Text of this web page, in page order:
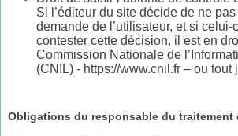
Si l’éditeur du site décide de ne
demande de l’utilisateur, et si celui-
contester cette décision, il est en
Commission Nationale de
(CNIL) - https://www.cnil.fr – ou tout
Obligations du responsable du traitement